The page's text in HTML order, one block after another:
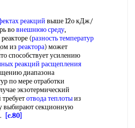
реакций выше 12о кДж/
вовнешнюю среду,
(разность температур
из реактора) может
способствует усилению
реакций расщепления
диапазона
по мере отработки
экзотермический
отвода теплотыиз
выбирают секционную
[c.80]